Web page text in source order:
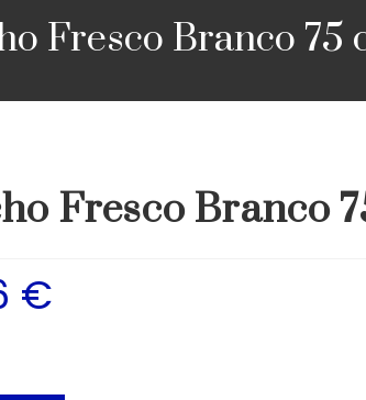
Fresco Branco 75
Fresco Branco
€